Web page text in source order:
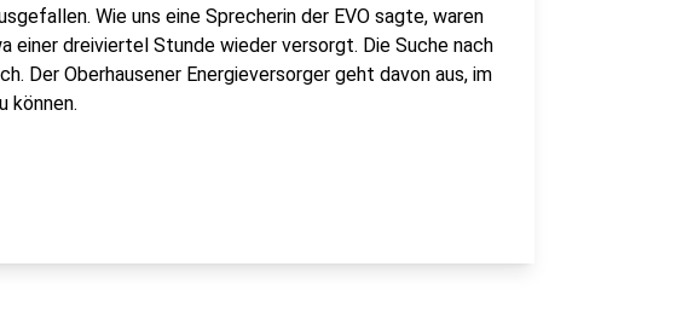
Wie uns eine Sprecherin der EVO sagte, waren
einer dreiviertel Stunde wieder versorgt. Die Suche nach
Der Oberhausener Energieversorger geht davon aus, im
können.